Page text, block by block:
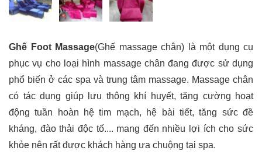
Ghế Foot Massage(Ghế massage chân) là một dụng cụ
phục vụ cho loại hình massage chân đang được sử dụng
phổ biến ở các spa và trung tâm massage. Massage chân
có tác dụng giúp lưu thông khí huyết, tăng cường hoạt
động tuần hoàn hệ tim mạch, hệ bài tiết, tăng sức đề
kháng, đào thải độc tố.... mang đến nhiều lợi ích cho sức
khỏe nên rất được khách hàng ưa chuộng tại spa.